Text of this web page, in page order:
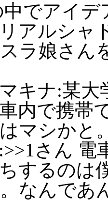
中でアイデ
アルシャ
ラ娘さん
キナ:某大
内で携帯
マシかと
さん 電
するのは
なんであ